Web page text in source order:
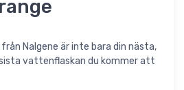
Nalgene är inte bara din nästa,
vattenflaskan du kommer att